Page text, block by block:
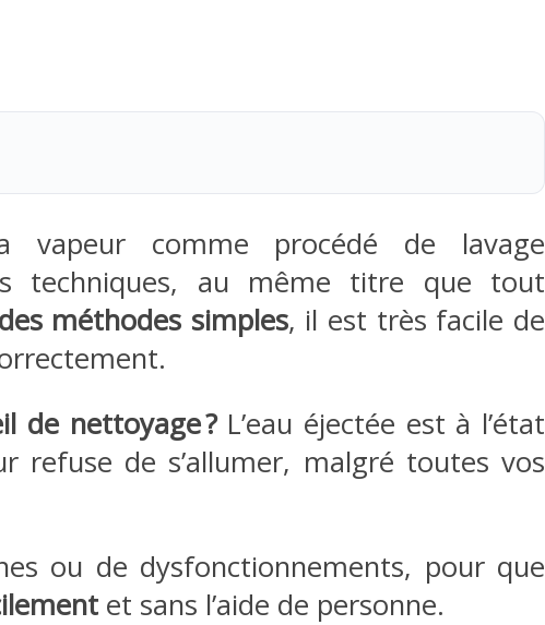
vapeur comme procédé de lavage
techniques, au même titre que tout
méthodes simples, il est très facile de
de nettoyage ?L’eau éjectée est à l’état
refuse de s’allumer, malgré toutes vos
ou de dysfonctionnements, pour que
et sans l’aide de personne.